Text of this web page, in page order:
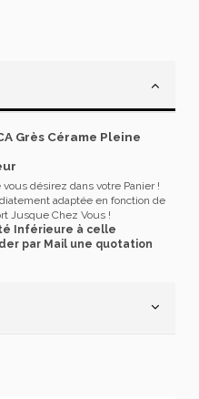
Grès Cérame Pleine
désirez dans votre Panier !
adaptée en fonction de
Jusque Chez Vous !
Inférieure à celle
par Mail une quotation